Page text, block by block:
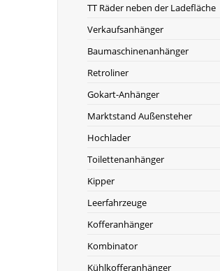
TT Räder neben der Ladefläche
Verkaufsanhänger
Baumaschinenanhänger
Retroliner
Gokart-Anhänger
Marktstand Außensteher
Hochlader
Toilettenanhänger
Kipper
Leerfahrzeuge
Kofferanhänger
Kombinator
Kühlkofferanhänger